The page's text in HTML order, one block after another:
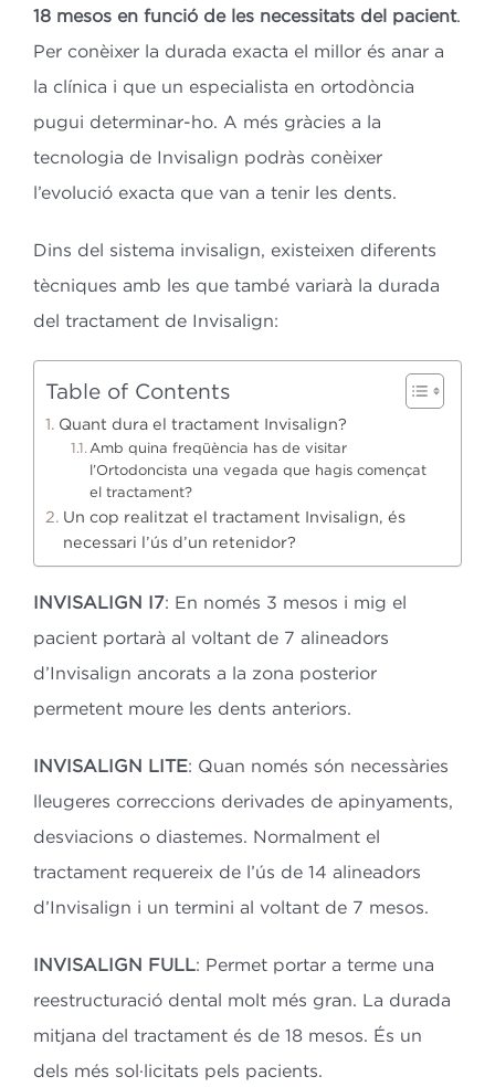
18 mesos en funció de les necessitats del pacient.
Per conèixer la durada exacta el millor és anar a
la clínica i que un especialista en ortodòncia
pugui determinar-ho. A més gràcies a la
tecnologia de Invisalign podràs conèixer
l’evolució exacta que van a tenir les dents.
Dins del sistema invisalign, existeixen diferents
tècniques amb les que també variarà la durada
del tractament de Invisalign:
Table of Contents
Quant dura el tractament Invisalign?
Amb quina freqüència has de visitar
l’Ortodoncista una vegada que hagis començat
el tractament?
Un cop realitzat el tractament Invisalign, és
necessari l’ús d’un retenidor?
INVISALIGN I7: En només 3 mesos i mig el
pacient portarà al voltant de 7 alineadors
d’Invisalign ancorats a la zona posterior
permetent moure les dents anteriors.
INVISALIGN LITE: Quan només són necessàries
lleugeres correccions derivades de apinyaments,
desviacions o diastemes. Normalment el
tractament requereix de l’ús de 14 alineadors
d’Invisalign i un termini al voltant de 7 mesos.
INVISALIGN FULL: Permet portar a terme una
reestructuració dental molt més gran. La durada
mitjana del tractament és de 18 mesos. És un
dels més sol·licitats pels pacients.